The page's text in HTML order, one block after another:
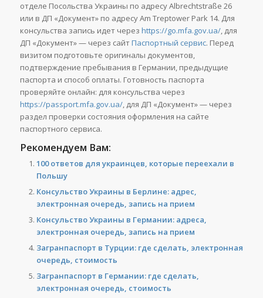
отделе Посольства Украины по адресу Albrechtstraße 26
или в ДП «Документ» по адресу Am Treptower Park 14. Для
консульства запись идет через https://go.mfa.gov.ua/, для
ДП «Документ» — через сайтПаспортный сервис. Перед
визитом подготовьте оригиналы документов,
подтверждение пребывания в Германии, предыдущие
паспорта и способ оплаты. Готовность паспорта
проверяйте онлайн: для консульства через
https://passport.mfa.gov.ua/, для ДП «Документ» — через
раздел проверки состояния оформления на сайте
паспортного сервиса.
Рекомендуем Вам:
100 ответов для украинцев, которые переехали в
Польшу
Консульство Украины в Берлине: адрес,
электронная очередь, запись на прием
Консульство Украины в Германии: адреса,
электронная очередь, запись на прием
Загранпаспорт в Турции: где сделать, электронная
очередь, стоимость
Загранпаспорт в Германии: где сделать,
электронная очередь, стоимость